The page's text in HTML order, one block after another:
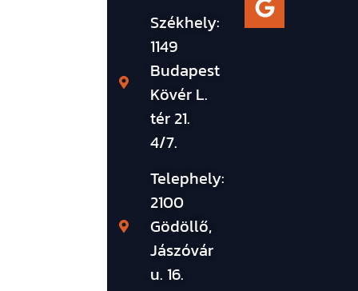
Székhely:
1149
Budapest
Kövér L.
tér 21.
4/7.
Telephely:
2100
Gödöllő,
Jászóvár
u. 16.